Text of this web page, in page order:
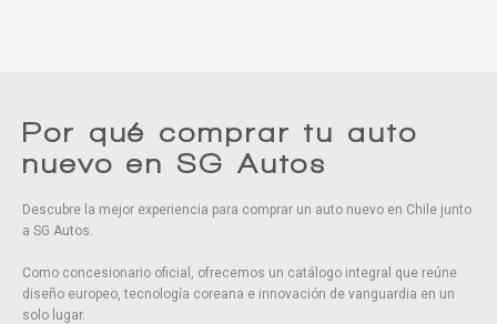
Por qué comprar tu auto
nuevo en SG Autos
Descubre la mejor experiencia para comprar un auto nuevo en Chile junto
a SG Autos.
Como concesionario oficial, ofrecemos un catálogo integral que reúne
diseño europeo, tecnología coreana e innovación de vanguardia en un
solo lugar.